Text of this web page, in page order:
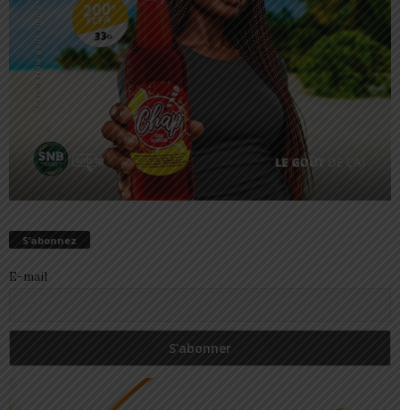
S’abonnez
E-mail